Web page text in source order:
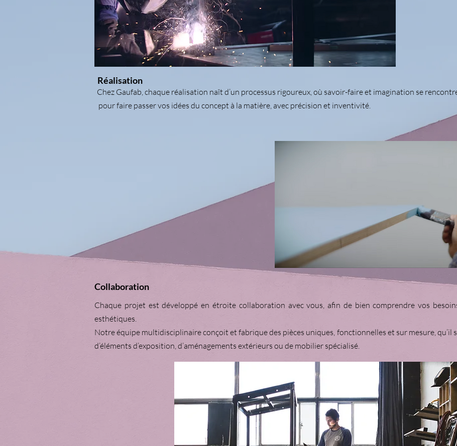
Réalisation
Chez Gaufab, chaque réalisation naît d’un processus rigoureux, où savoir-faire et imagination se
pour faire passer vos idées du concept à la matière, avec précision et inventivité.
Collaboration
Chaque projet est développé en étroite collaboration avec vous, afin de bien comprendre vos
esthétiques.
Notre équipe multidisciplinaire conçoit et fabrique des pièces uniques, fonctionnelles et sur mesure, qu’il
d’éléments d’exposition, d’aménagements extérieurs ou de mobilier spécialisé.